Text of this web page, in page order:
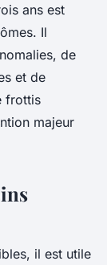
ans est
Il
de
et de
frottis
majeur
il est utile